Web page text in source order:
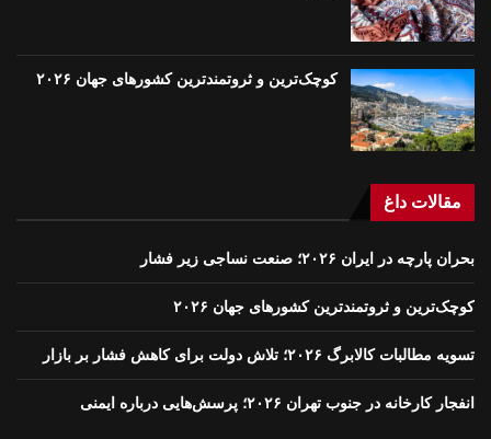
کوچک‌ترین و ثروتمندترین کشورهای جهان ۲۰۲۶
مقالات داغ
بحران پارچه در ایران ۲۰۲۶؛ صنعت نساجی زیر فشار
کوچک‌ترین و ثروتمندترین کشورهای جهان ۲۰۲۶
تسویه مطالبات کالابرگ ۲۰۲۶؛ تلاش دولت برای کاهش فشار بر بازار
انفجار کارخانه در جنوب تهران ۲۰۲۶؛ پرسش‌هایی درباره ایمنی